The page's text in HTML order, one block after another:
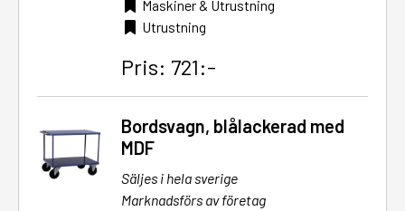
Maskiner & Utrustning
Utrustning
Pris: 721:-
Bordsvagn, blålackerad med
MDF
Säljes i hela sverige
Marknadsförs av företag